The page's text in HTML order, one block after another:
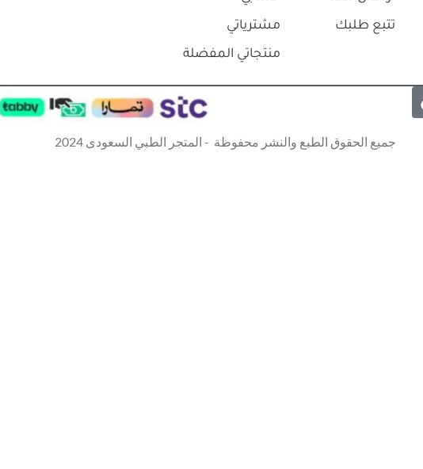
تتبع طلبك
مشترياتي
منتجاتي المفضلة
جميع الحقوق الطبع والنشر محفوظة - المتجر الطبي السعودى 2024